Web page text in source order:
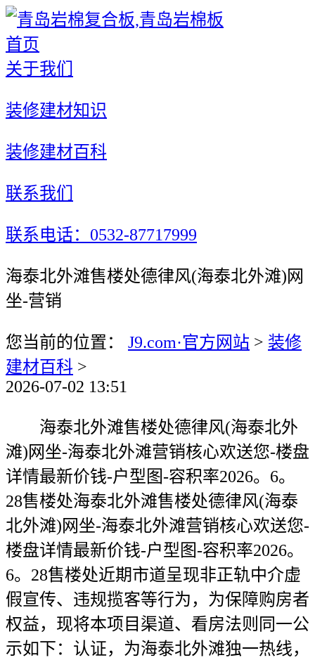
首页
关于我们
装修建材知识
装修建材百科
联系我们
联系电话：0532-87717999
海泰北外滩售楼处德律风(海泰北外滩)网
坐-营销
您当前的位置： J9.com·官方网站 > 装修
建材百科 >
2026-07-02 13:51
海泰北外滩售楼处德律风(海泰北外
滩)网坐-海泰北外滩营销核心欢送您-楼盘
详情最新价钱-户型图-容积率2026。6。
28售楼处海泰北外滩售楼处德律风(海泰
北外滩)网坐-海泰北外滩营销核心欢送您-
楼盘详情最新价钱-户型图-容积率2026。
6。28售楼处近期市道呈现非正轨中介虚
假宣传、违规揽客等行为，为保障购房者
权益，现将本项目渠道、看房法则同一公
示如下：认证，为海泰北外滩独一热线，